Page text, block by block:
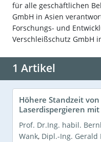
für alle geschäftlichen
GmbH in Asien
Forschungs- und
Verschleißschutz GmbH
1 Artikel
Höhere Standzeit
Laserdispergieren
Prof. Dr.Ing. habil.
Wank, Dipl.-Ing. Gerald